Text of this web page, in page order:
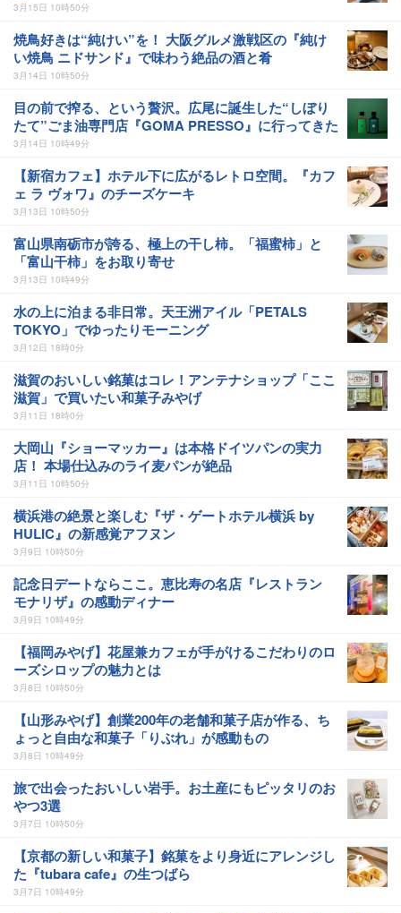
3月15日 10時50分
焼鳥好きは“純けい”を！ 大阪グルメ激戦区の『純け
い焼鳥 ニドサンド』で味わう絶品の酒と肴
3月14日 10時50分
目の前で搾る、という贅沢。広尾に誕生した“しぼり
たて”ごま油専門店『GOMA PRESSO』に行ってきた
3月14日 10時49分
【新宿カフェ】ホテル下に広がるレトロ空間。『カフ
ェ ラ ヴォワ』のチーズケーキ
3月13日 10時50分
富山県南砺市が誇る、極上の干し柿。「福蜜柿」と
「富山干柿」をお取り寄せ
3月13日 10時49分
水の上に泊まる非日常。天王洲アイル「PETALS
TOKYO」でゆったりモーニング
3月12日 18時0分
滋賀のおいしい銘菓はコレ！アンテナショップ「ここ
滋賀」で買いたい和菓子みやげ
3月11日 18時0分
大岡山『ショーマッカー』は本格ドイツパンの実力
店！ 本場仕込みのライ麦パンが絶品
3月11日 10時50分
横浜港の絶景と楽しむ『ザ・ゲートホテル横浜 by
HULIC』の新感覚アフヌン
3月9日 10時50分
記念日デートならここ。恵比寿の名店『レストラン
モナリザ』の感動ディナー
3月9日 10時49分
【福岡みやげ】花屋兼カフェが手がけるこだわりのロ
ーズシロップの魅力とは
3月8日 10時50分
【山形みやげ】創業200年の老舗和菓子店が作る、ち
ょっと自由な和菓子「りぶれ」が感動もの
3月8日 10時49分
旅で出会ったおいしい岩手。お土産にもピッタリのお
やつ3選
3月7日 10時50分
【京都の新しい和菓子】銘菓をより身近にアレンジし
た『tubara cafe』の生つばら
3月7日 10時49分